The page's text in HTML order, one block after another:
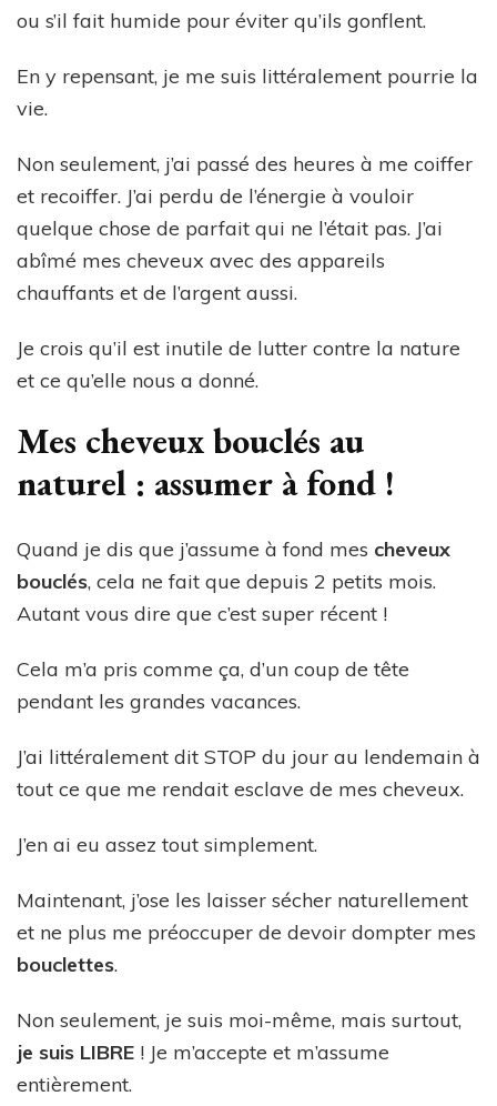
ou s’il fait humide pour éviter qu’ils gonflent.
En y repensant, je me suis littéralement pourrie la
vie.
Non seulement, j’ai passé des heures à me coiffer
et recoiffer. J’ai perdu de l’énergie à vouloir
quelque chose de parfait qui ne l’était pas. J’ai
abîmé mes cheveux avec des appareils
chauffants et de l’argent aussi.
Je crois qu’il est inutile de lutter contre la nature
et ce qu’elle nous a donné.
Mes cheveux bouclés au
naturel : assumer à fond !
Quand je dis que j’assume à fond mes cheveux
bouclés, cela ne fait que depuis 2 petits mois.
Autant vous dire que c’est super récent !
Cela m’a pris comme ça, d’un coup de tête
pendant les grandes vacances.
J’ai littéralement dit STOP du jour au lendemain à
tout ce que me rendait esclave de mes cheveux.
J’en ai eu assez tout simplement.
Maintenant, j’ose les laisser sécher naturellement
et ne plus me préoccuper de devoir dompter mes
bouclettes.
Non seulement, je suis moi-même, mais surtout,
je suis LIBRE ! Je m’accepte et m’assume
entièrement.